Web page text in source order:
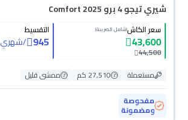
شيري تيجو 4 برو Comfort 2025
سعر الكاش(شامل الضريبة)
43,600
44,500
التقسيط
945
/شهري
مستعملة 27,510 كم
ممشى قليل
مفحوصة
ومضمونة